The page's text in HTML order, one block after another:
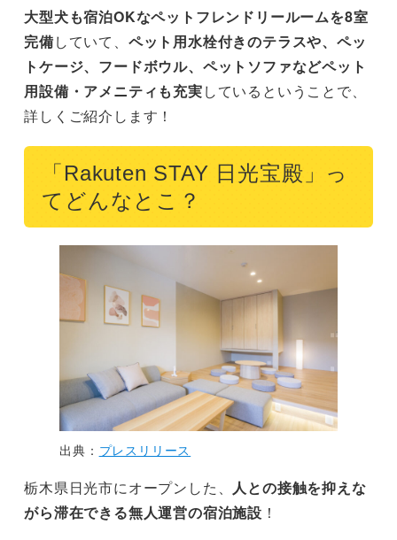
大型犬も宿泊OKなペットフレンドリールームを8室
完備していて、 ペット用水栓付きのテラスや、ペッ
トケージ、フードボウル、ペットソファなどペット
用設備・アメニティも充実しているということで、
詳しくご紹介します！
「Rakuten STAY 日光宝殿」っ
てどんなとこ？
出典： プレスリリース
栃木県日光市にオープンした、 人との接触を抑えな
がら滞在できる無人運営の宿泊施設 ！